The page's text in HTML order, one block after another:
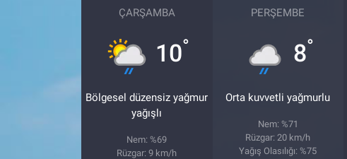
ÇARŞAMBA
10°
Bölgesel düzensiz yağmur
yağışlı
Nem: %69
Rüzgar: 9 km/h
PERŞEMBE
8°
Orta kuvvetli yağmurlu
Nem: %71
Rüzgar: 20 km/h
Yağış Olasılığı: %75
Kültür Sanat